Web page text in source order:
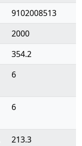
9102008513
2000
354.2
6
6
213.3